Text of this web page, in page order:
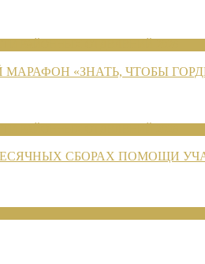
«ЗНАТЬ, ЧТОБЫ
СБОРАХ ПОМОЩИ